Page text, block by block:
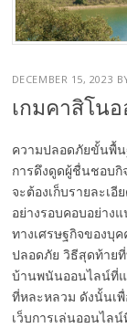
DECEMBER 15, 2023
เกมคาสิโน
ความปลอดภัยขั้นพื้น
การดึงดูดผู้ชื่นชอบกิ
จะต้องเก็บรายละเ
อย่างรอบคอบอย่าง
ทางเศรษฐกิจของบุ
ปลอดภัย วิธีสุดท้าย
บ้านพนันออนไลน์ที่
ที่หละหลวม ดังนั้นเ
เว็บการเล่นออนไล